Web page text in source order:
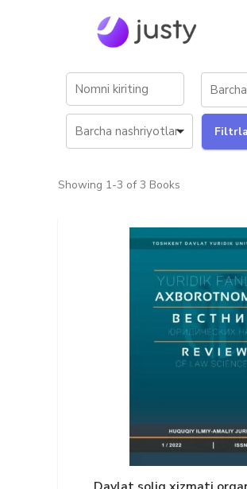
Showing 1-3 of 3 Books